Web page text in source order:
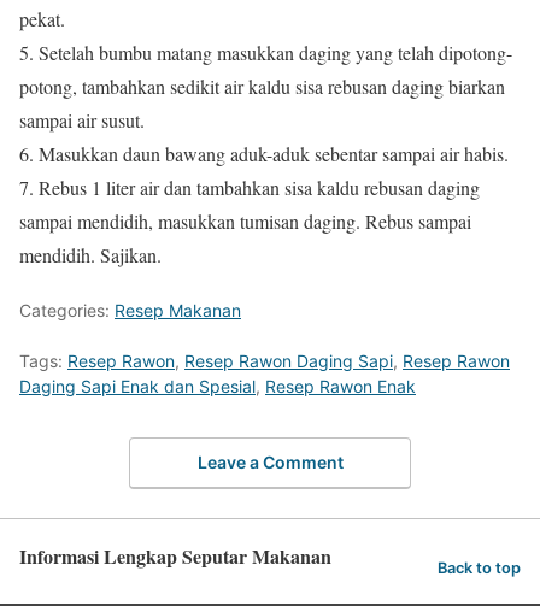
pekat.
5. Setelah bumbu matang masukkan daging yang telah dipotong-
potong, tambahkan sedikit air kaldu sisa rebusan daging biarkan
sampai air susut.
6. Masukkan daun bawang aduk-aduk sebentar sampai air habis.
7. Rebus 1 liter air dan tambahkan sisa kaldu rebusan daging
sampai mendidih, masukkan tumisan daging. Rebus sampai
mendidih. Sajikan.
Categories: Resep Makanan
Tags: Resep Rawon, Resep Rawon Daging Sapi, Resep Rawon
Daging Sapi Enak dan Spesial, Resep Rawon Enak
Leave a Comment
Informasi Lengkap Seputar Makanan Back to top